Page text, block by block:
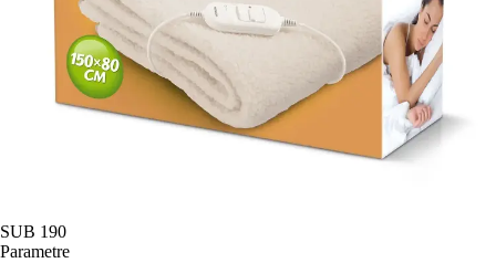
SUB 190
Parametre